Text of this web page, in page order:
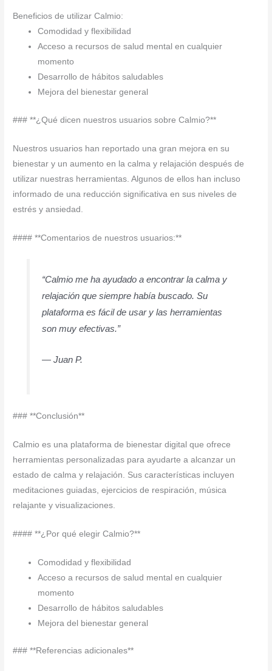
Beneficios de utilizar Calmio:
Comodidad y flexibilidad
Acceso a recursos de salud mental en cualquier
momento
Desarrollo de hábitos saludables
Mejora del bienestar general
### **¿Qué dicen nuestros usuarios sobre Calmio?**
Nuestros usuarios han reportado una gran mejora en su
bienestar y un aumento en la calma y relajación después de
utilizar nuestras herramientas. Algunos de ellos han incluso
informado de una reducción significativa en sus niveles de
estrés y ansiedad.
#### **Comentarios de nuestros usuarios:**
“Calmio me ha ayudado a encontrar la calma y
relajación que siempre había buscado. Su
plataforma es fácil de usar y las herramientas
son muy efectivas.”
— Juan P.
### **Conclusión**
Calmio es una plataforma de bienestar digital que ofrece
herramientas personalizadas para ayudarte a alcanzar un
estado de calma y relajación. Sus características incluyen
meditaciones guiadas, ejercicios de respiración, música
relajante y visualizaciones.
#### **¿Por qué elegir Calmio?**
Comodidad y flexibilidad
Acceso a recursos de salud mental en cualquier
momento
Desarrollo de hábitos saludables
Mejora del bienestar general
### **Referencias adicionales**